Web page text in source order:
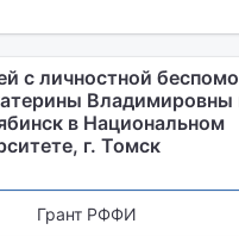
с личностной
Владимировны
в Национальном
г. Томск
Грант РФФИ